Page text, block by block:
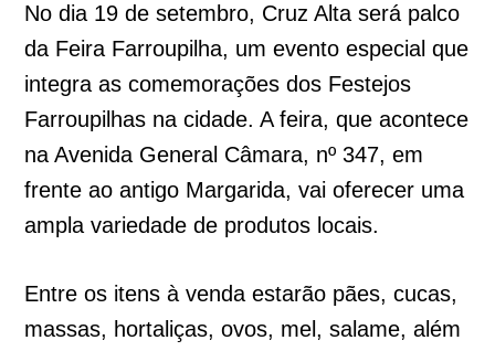
No dia 19 de setembro, Cruz Alta será palco
da Feira Farroupilha, um evento especial que
integra as comemorações dos Festejos
Farroupilhas na cidade. A feira, que acontece
na Avenida General Câmara, nº 347, em
frente ao antigo Margarida, vai oferecer uma
ampla variedade de produtos locais.
Entre os itens à venda estarão pães, cucas,
massas, hortaliças, ovos, mel, salame, além